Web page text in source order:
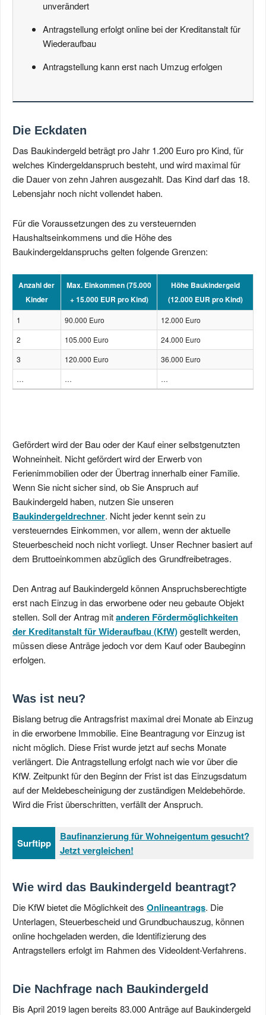
unverändert
Antragstellung erfolgt online bei der Kreditanstalt für
Wiederaufbau
Antragstellung kann erst nach Umzug erfolgen
Die Eckdaten
Das Baukindergeld beträgt pro Jahr 1.200 Euro pro Kind, für
welches Kindergeldanspruch besteht, und wird maximal für
die Dauer von zehn Jahren ausgezahlt. Das Kind darf das 18.
Lebensjahr noch nicht vollendet haben.
Für die Voraussetzungen des zu versteuernden
Haushaltseinkommens und die Höhe des
Baukindergeldanspruchs gelten folgende Grenzen:
Anzahl der
Kinder
Max. Einkommen (75.000
+ 15.000 EUR pro Kind)
Höhe Baukindergeld
(12.000 EUR pro Kind)
1 90.000 Euro
12.000 Euro
2
105.000 Euro
24.000 Euro
3
120.000 Euro
36.000 Euro
…
… …
Gefördert wird der Bau oder der Kauf einer selbstgenutzten
Wohneinheit. Nicht gefördert wird der Erwerb von
Ferienimmobilien oder der Übertrag innerhalb einer Familie.
Wenn Sie nicht sicher sind, ob Sie Anspruch auf
Baukindergeld haben, nutzen Sie unseren
Baukindergeldrechner. Nicht jeder kennt sein zu
versteuerndes Einkommen, vor allem, wenn der aktuelle
Steuerbescheid noch nicht vorliegt. Unser Rechner basiert auf
dem Bruttoeinkommen abzüglich des Grundfreibetrages.
Den Antrag auf Baukindergeld können Anspruchsberechtigte
erst nach Einzug in das erworbene oder neu gebaute Objekt
stellen. Soll der Antrag mitanderen Fördermöglichkeiten
der Kreditanstalt für Wideraufbau (KfW)gestellt werden,
müssen diese Anträge jedoch vor dem Kauf oder Baubeginn
erfolgen.
Was ist neu?
Bislang betrug die Antragsfrist maximal drei Monate ab Einzug
in die erworbene Immobilie. Eine Beantragung vor Einzug ist
nicht möglich. Diese Frist wurde jetzt auf sechs Monate
verlängert. Die Antragstellung erfolgt nach wie vor über die
KfW. Zeitpunkt für den Beginn der Frist ist das Einzugsdatum
auf der Meldebescheinigung der zuständigen Meldebehörde.
Wird die Frist überschritten, verfällt der Anspruch.
Surftipp
Baufinanzierung für Wohneigentum gesucht?
Jetzt vergleichen!
Wie wird das Baukindergeld beantragt?
Die KfW bietet die Möglichkeit des Onlineantrags. Die
Unterlagen, Steuerbescheid und Grundbuchauszug, können
online hochgeladen werden, die Identifizierung des
Antragstellers erfolgt im Rahmen des VideoIdent-Verfahrens.
Die Nachfrage nach Baukindergeld
Bis April 2019 lagen bereits 83.000 Anträge auf Baukindergeld